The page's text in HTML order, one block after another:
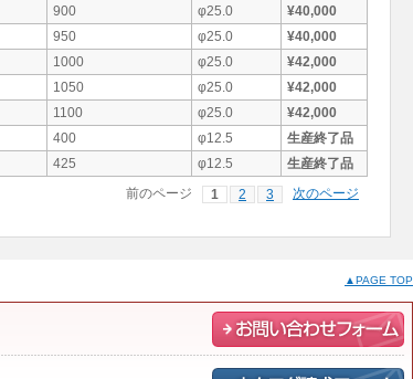
900 φ25.0 ¥40,000
950 φ25.0 ¥40,000
1000 φ25.0 ¥42,000
1050 φ25.0 ¥42,000
1100 φ25.0 ¥42,000
400 φ12.5 生産終了品
425 φ12.5
生産終了品
前のページ 1 2 3 次のページ
▲PAGE TOP